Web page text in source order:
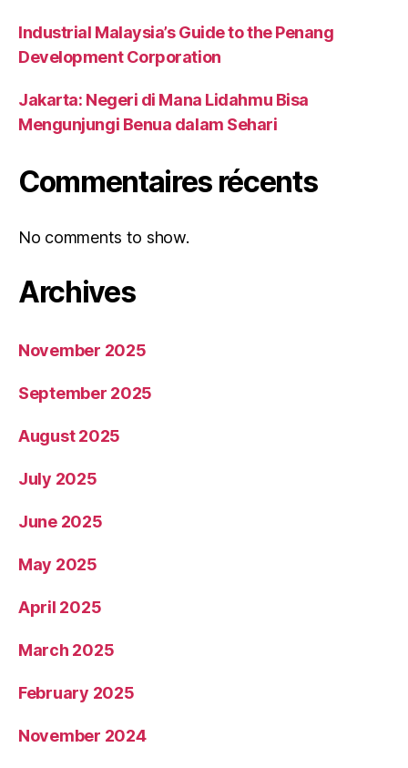
Industrial Malaysia’s Guide to the Penang
Development Corporation
Jakarta: Negeri di Mana Lidahmu Bisa
Mengunjungi Benua dalam Sehari
Commentaires récents
No comments to show.
Archives
November 2025
September 2025
August 2025
July 2025
June 2025
May 2025
April 2025
March 2025
February 2025
November 2024